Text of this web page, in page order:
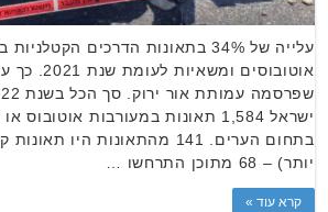
אוטובוסים
בתחום הערים. 141 מהתאונות היו
יותר) – 68 מתוכן התרחשו …
קרא עוד »